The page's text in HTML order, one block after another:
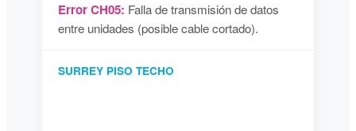
Error CH05: Falla de transmisión de datos
entre unidades (posible cable cortado).
SURREY PISO TECHO